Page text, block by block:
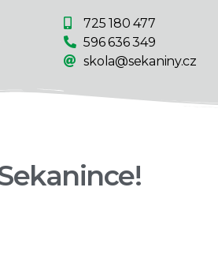
725 180 477
596 636 349
skola@sekaniny.cz